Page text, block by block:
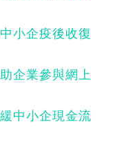
小企疫後收復
企業參與網上
中小企現金流